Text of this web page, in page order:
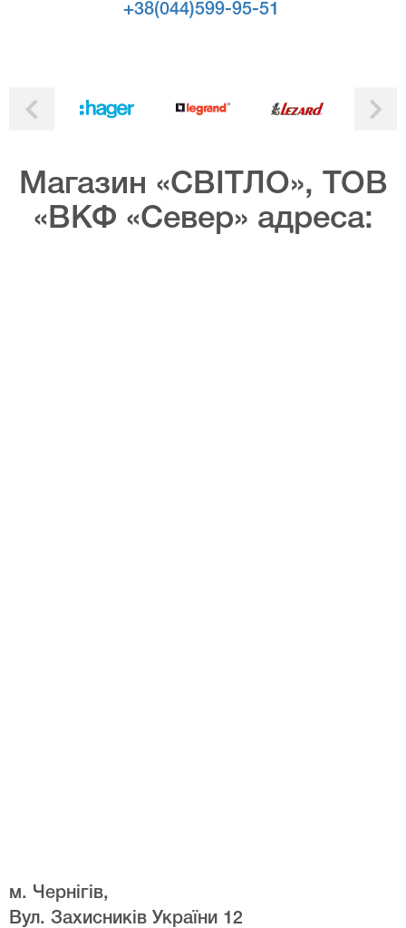
+38(044)599-95-51
Магазин «СВІТЛО», ТОВ
«ВКФ «Север» адреса:
м. Чернігів,
Вул. Захисників України 12